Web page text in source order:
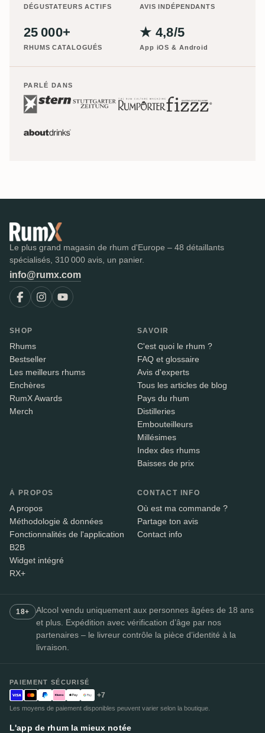
DÉGUSTATEURS ACTIFS AVIS INDÉPENDANTS
25 000+
RHUMS CATALOGUÉS
★ 4,8/5
App iOS & Android
PARLÉ DANS
Le plus grand magasin de rhum d'Europe – 48 détaillants
spécialisés, 310 000 avis, un panier.
info@rumx.com
SHOP
Rhums
Bestseller
Les meilleurs rhums
Enchères
RumX Awards
Merch
SAVOIR
C'est quoi le rhum ?
FAQ et glossaire
Avis d'experts
Tous les articles de blog
Pays du rhum
Distilleries
Embouteilleurs
Millésimes
Index des rhums
Baisses de prix
À PROPOS
A propos
Méthodologie & données
Fonctionnalités de l'application
B2B
Widget intégré
RX+
CONTACT INFO
Où est ma commande ?
Partage ton avis
Contact info
18+
Alcool vendu uniquement aux personnes âgées de 18 ans
et plus. Expédition avec vérification d’âge par nos
partenaires – le livreur contrôle la pièce d’identité à la
livraison.
PAIEMENT SÉCURISÉ
+7
Les moyens de paiement disponibles peuvent varier selon la boutique.
L'app de rhum la mieux notée